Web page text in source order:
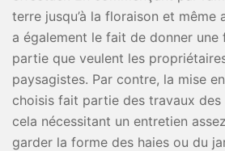
terre jusqu’à la floraison et même
a également le fait de donner une
partie que veulent les
paysagistes. Par contre, la mise
choisis fait partie des travaux
cela nécessitant un entretien
garder la forme des haies ou du